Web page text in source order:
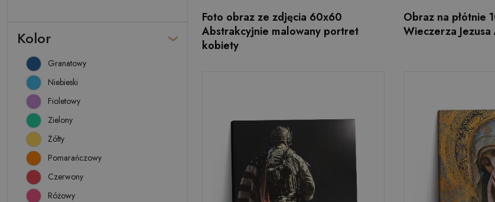
Kolor
Granatowy
Niebieski
Fioletowy
Zielony
Żółty
Pomarańczowy
Czerwony
Różowy
Foto obraz ze zdjęcia 60x60
Abstrakcyjnie malowany portret
kobiety
Obraz na płótnie
Wieczerza Jezusa